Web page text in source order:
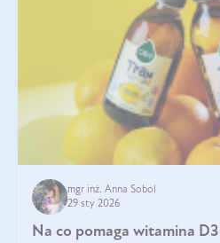
mgr inż. Anna Sobol
29 sty 2026
Na co pomaga witamina D3